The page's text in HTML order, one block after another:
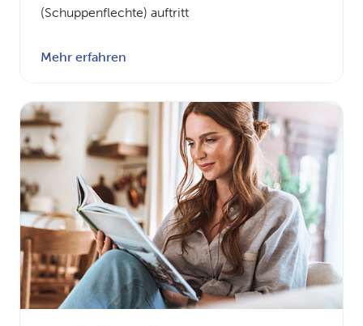
(Schuppenflechte) auftritt
Mehr erfahren